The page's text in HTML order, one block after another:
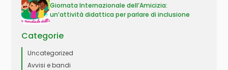
Giornata Internazionale dell’Amicizia:
un’attività didattica per parlare di inclusione
Categorie
Uncategorized
Avvisi e bandi